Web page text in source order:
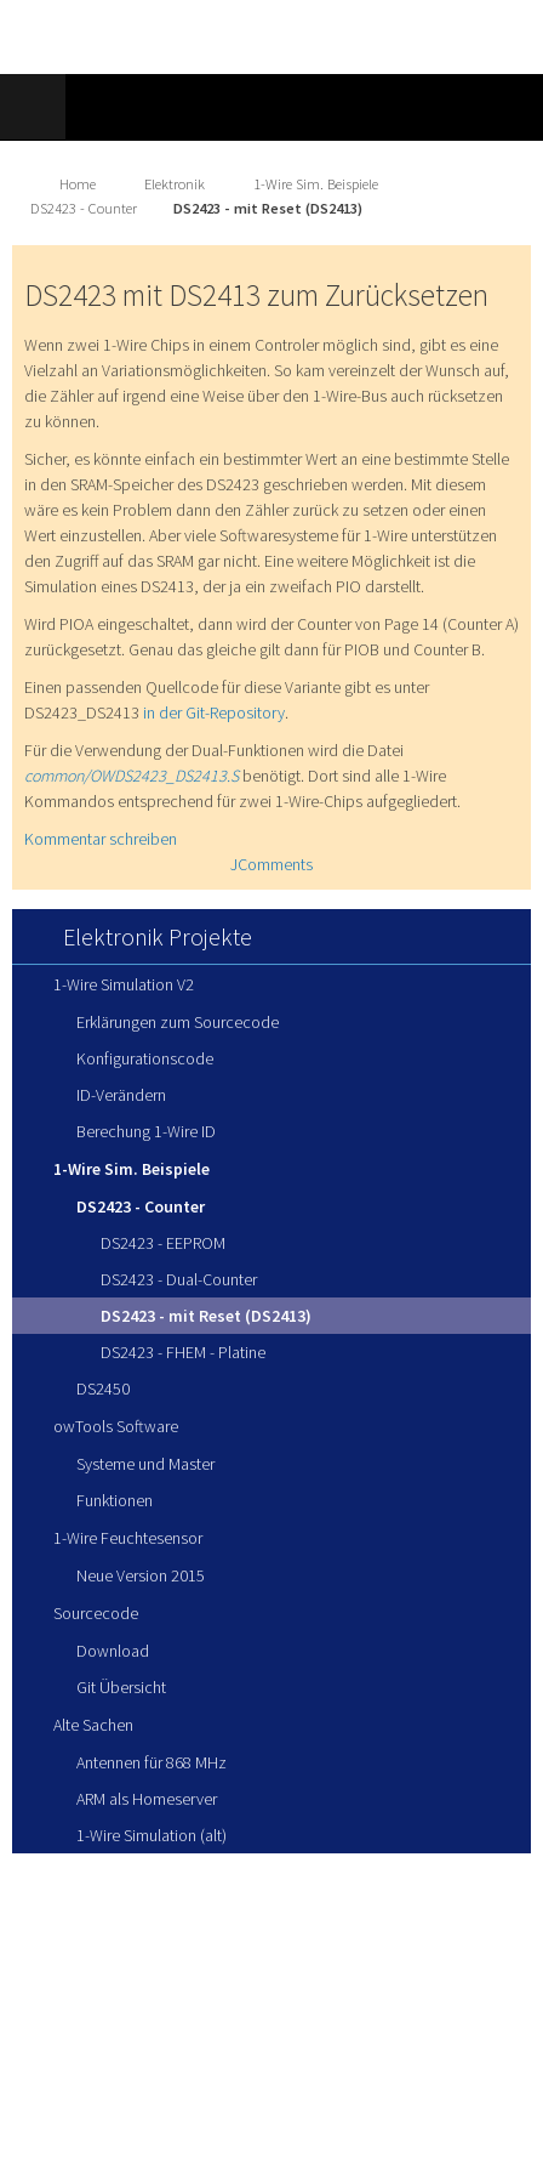
Home Elektronik
1-Wire Sim. Beispiele
DS2423 - Counter
DS2423 - mit Reset (DS2413)
DS2423 mit DS2413 zum Zurücksetzen
Wenn zwei 1-Wire Chips in einem Controler möglich sind, gibt es eine
Vielzahl an Variationsmöglichkeiten. So kam vereinzelt der Wunsch auf,
die Zähler auf irgend eine Weise über den 1-Wire-Bus auch rücksetzen
zu können.
Sicher, es könnte einfach ein bestimmter Wert an eine bestimmte Stelle
in den SRAM-Speicher des DS2423 geschrieben werden. Mit diesem
wäre es kein Problem dann den Zähler zurück zu setzen oder einen
Wert einzustellen. Aber viele Softwaresysteme für 1-Wire unterstützen
den Zugriff auf das SRAM gar nicht. Eine weitere Möglichkeit ist die
Simulation eines DS2413, der ja ein zweifach PIO darstellt.
Wird PIOA eingeschaltet, dann wird der Counter von Page 14 (Counter A)
zurückgesetzt. Genau das gleiche gilt dann für PIOB und Counter B.
Einen passenden Quellcode für diese Variante gibt es unter
DS2423_DS2413 in der Git-Repository.
Für die Verwendung der Dual-Funktionen wird die Datei
common/OWDS2423_DS2413.Sbenötigt. Dort sind alle 1-Wire
Kommandos entsprechend für zwei 1-Wire-Chips aufgegliedert.
Kommentar schreiben
JComments
Elektronik Projekte
1-Wire Simulation V2
Erklärungen zum Sourcecode
Konfigurationscode
ID-Verändern
Berechung 1-Wire ID
1-Wire Sim. Beispiele
DS2423 - Counter
DS2423 - EEPROM
DS2423 - Dual-Counter
DS2423 - mit Reset (DS2413)
DS2423 - FHEM - Platine
DS2450
owTools Software
Systeme und Master
Funktionen
1-Wire Feuchtesensor
Neue Version 2015
Sourcecode
Download
Git Übersicht
Alte Sachen
Antennen für 868 MHz
ARM als Homeserver
1-Wire Simulation (alt)